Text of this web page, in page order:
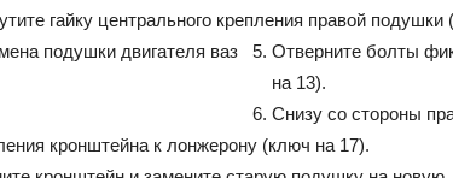
гайку центрального крепления правой подушки
Отверните болты
на 13).
Снизу со стороны
кронштейна к лонжерону (ключ на 17).